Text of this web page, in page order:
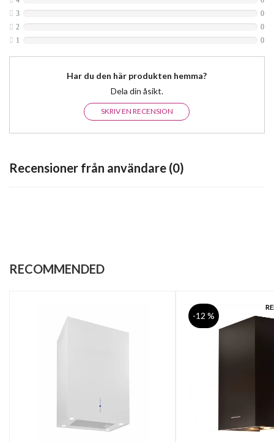
3
0
2
0
1
0
Har du den här produkten hemma?
Dela din åsikt.
SKRIV EN RECENSION
Recensioner från användare (0)
RECOMMENDED
-12 %